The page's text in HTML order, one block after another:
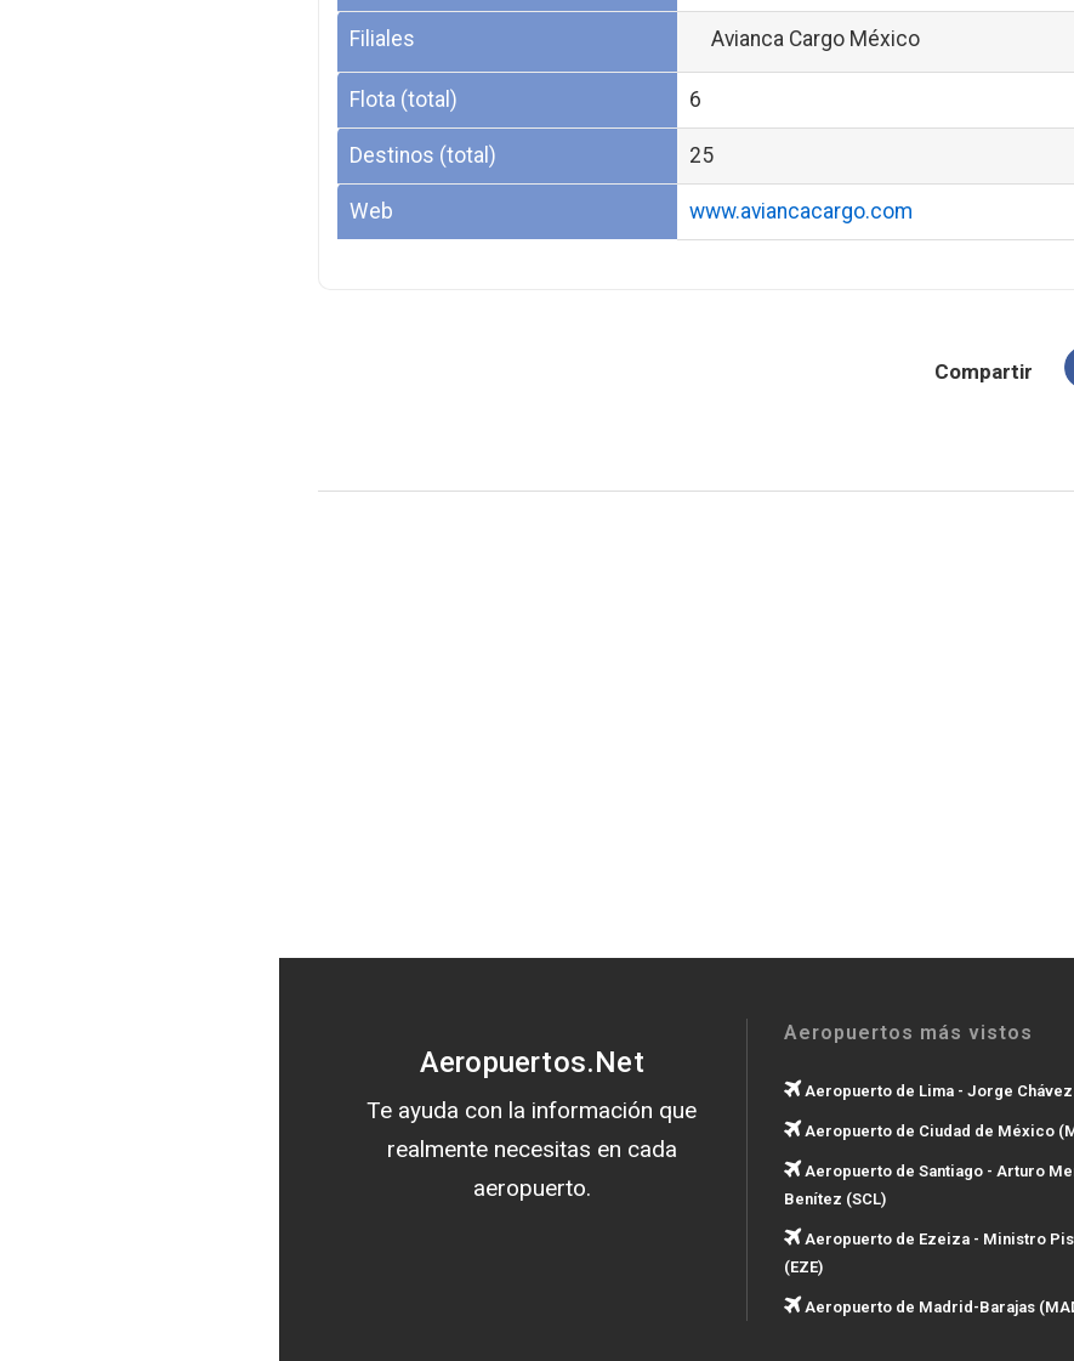
Filiales Avianca Cargo México
Flota (total) 6
Destinos (total) 25
Web www.aviancacargo.com
Compartir
Aeropuertos.Net
Te ayuda con la información que
realmente necesitas en cada
aeropuerto.
Aeropuertos más vistos
Aeropuerto de Lima - Jorge
Aeropuerto de Ciudad de México
Aeropuerto de Santiago - Arturo
Benítez (SCL)
Aeropuerto de Ezeiza - Ministro
(EZE)
Aeropuerto de Madrid-Barajas